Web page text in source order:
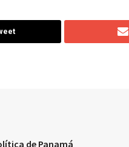
de Panamá